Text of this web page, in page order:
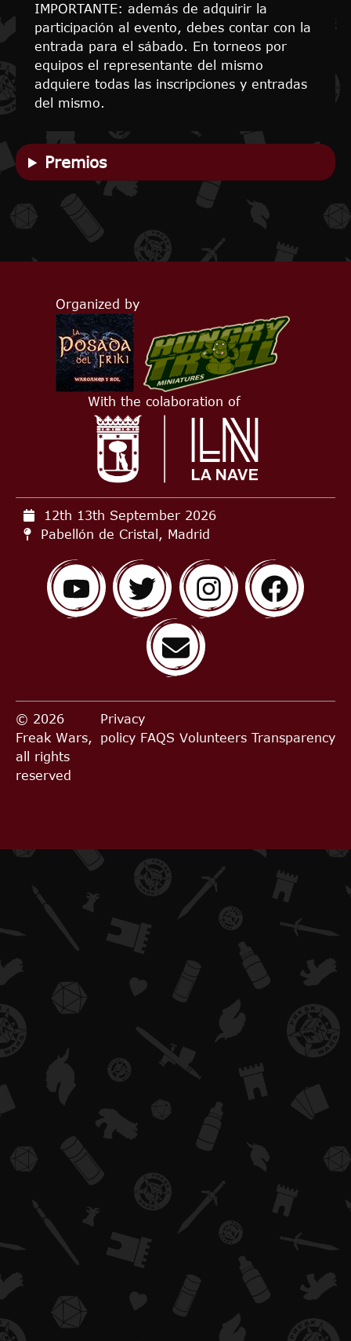
IMPORTANTE: además de adquirir la
participación al evento, debes contar con la
entrada para el sábado. En torneos por
equipos el representante del mismo
adquiere todas las inscripciones y entradas
del mismo.
Premios
Organized by
With the colaboration of
12th 13th September 2026
Pabellón de Cristal, Madrid
© 2026
Freak Wars,
all rights
reserved
Privacy
policy FAQS Volunteers Transparency